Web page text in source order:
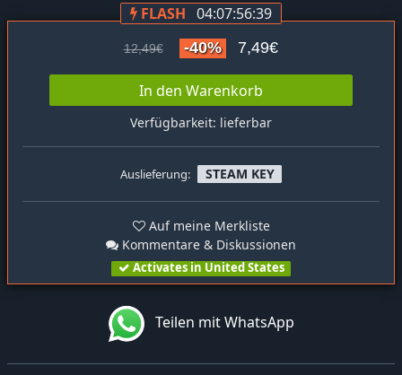
FLASH 04:07:56:38
12,49€ -40% 7,49€
In den Warenkorb
Verfügbarkeit: lieferbar
Auslieferung: STEAM KEY
Auf meine Merkliste
Kommentare & Diskussionen
Activates in United States
Teilen mit WhatsApp